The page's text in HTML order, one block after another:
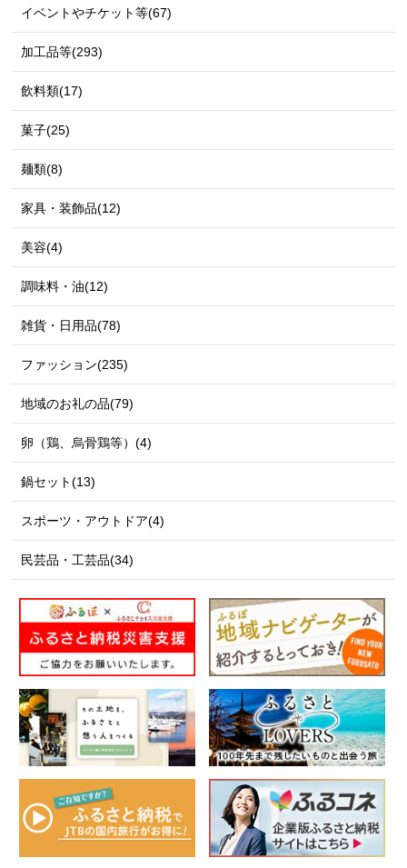
イベントやチケット等(67)
加工品等(293)
飲料類(17)
菓子(25)
麺類(8)
家具・装飾品(12)
美容(4)
調味料・油(12)
雑貨・日用品(78)
ファッション(235)
地域のお礼の品(79)
卵（鶏、烏骨鶏等）(4)
鍋セット(13)
スポーツ・アウトドア(4)
民芸品・工芸品(34)